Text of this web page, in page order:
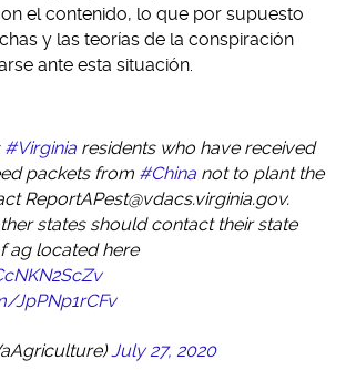
el contenido, lo que por supuesto
y las teorías de la conspiración
ante esta situación.
#Virginia residents who have received
packets from #China not to plant the
ReportAPest@vdacs.virginia.gov.
states should contact their state
ag located here
JpPNp1rCFv
July 27, 2020